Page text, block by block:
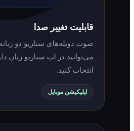
قابلیت تغییر صدا
صوت دوبله‌های سناریو دو زبانه است و
می‌توانید در اپ سناریو زبان دلخواه خود را
انتخاب کنید.
اپلیکیشن موبایل